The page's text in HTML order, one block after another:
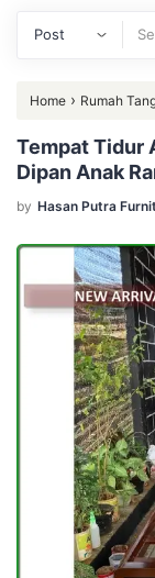
Home › Rumah
Anak Modern
Tempat Tidur
Dipan Anak
by Hasan Putra